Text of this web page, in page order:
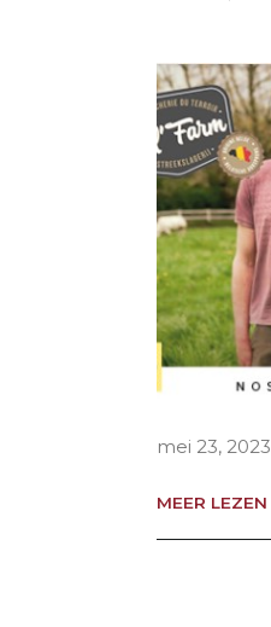
mei 23, 2023
MEER LEZEN